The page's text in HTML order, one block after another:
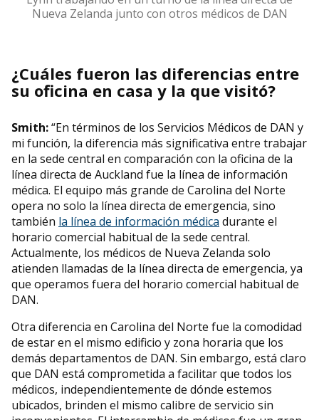
Nueva Zelanda junto con otros médicos de DAN
¿Cuáles fueron las diferencias entre
su oficina en casa y la que visitó?
Smith:“En términos de los Servicios Médicos de DAN y
mi función, la diferencia más significativa entre trabajar
en la sede central en comparación con la oficina de la
línea directa de Auckland fue la línea de información
médica. El equipo más grande de Carolina del Norte
opera no solo la línea directa de emergencia, sino
también la línea de información médica durante el
horario comercial habitual de la sede central.
Actualmente, los médicos de Nueva Zelanda solo
atienden llamadas de la línea directa de emergencia, ya
que operamos fuera del horario comercial habitual de
DAN.
Otra diferencia en Carolina del Norte fue la comodidad
de estar en el mismo edificio y zona horaria que los
demás departamentos de DAN. Sin embargo, está claro
que DAN está comprometida a facilitar que todos los
médicos, independientemente de dónde estemos
ubicados, brinden el mismo calibre de servicio sin